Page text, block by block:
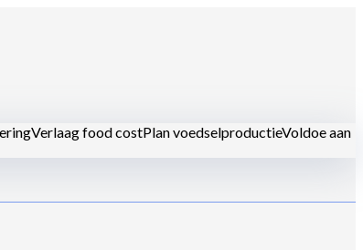
Verlaag food costPlan voedselproductieVoldoe aan